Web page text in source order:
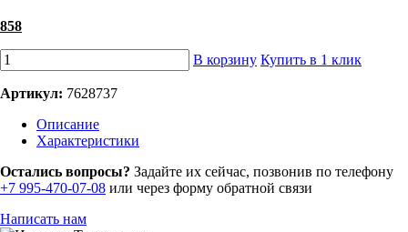
858
В корзину Купить в 1 клик
Артикул: 7628737
Описание
Характеристики
Остались вопросы? Задайте их сейчас, позвонив по телефону
+7 995-470-07-08 или через форму обратной связи
Написать нам